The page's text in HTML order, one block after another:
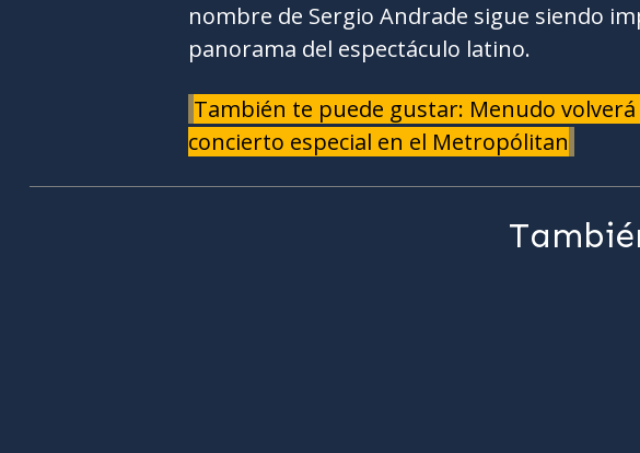
nombre de Sergio Andrade sigue siendo
panorama del espectáculo latino.
También te puede gustar: Menudo volverá
concierto especial en el Metropólitan